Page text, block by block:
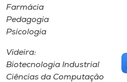
Farmácia
Pedagogia
Psicologia
Videira:
Biotecnologia Industrial
Ciências da Computação